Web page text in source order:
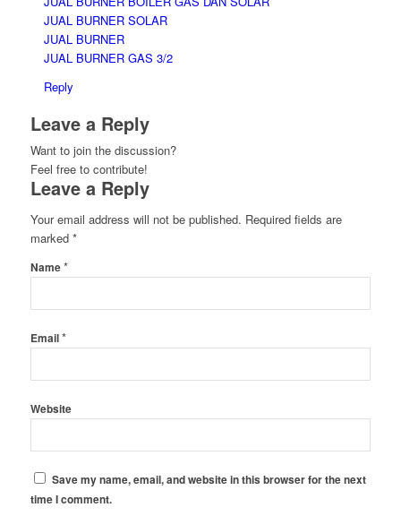
JUAL BURNER SOLAR
JUAL BURNER‎
JUAL BURNER GAS 3/2
Reply
Leave a Reply
Want to join the discussion?
Feel free to contribute!
Leave a Reply
Your email address will not be published. Required fields are
marked *
Name*
Email*
Website
Save my name, email, and website in this browser for the next
time I comment.